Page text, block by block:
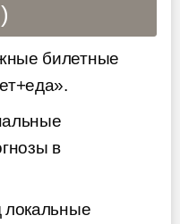
билетные
в
локальные